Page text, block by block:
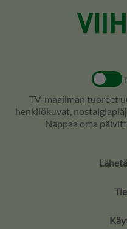
TV-maailman tuoreet
henkilökuvat,
Nappaa oma